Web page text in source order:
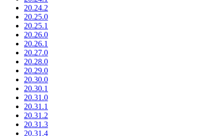
20.24.2
20.25.0
20.25.1
20.26.0
20.26.1
20.27.0
20.28.0
20.29.0
20.30.0
20.30.1
20.31.0
20.31.1
20.31.2
20.31.3
20.31.4